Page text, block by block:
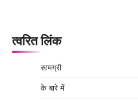
त्वरित लिंक
सामग्री
के बारे में